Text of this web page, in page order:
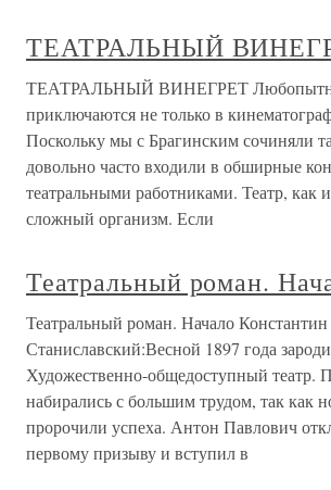
ТЕАТРАЛЬНЫЙ
ТЕАТРАЛЬНЫЙ ВИНЕГРЕТ
приключаются не только в
Поскольку мы с Брагинским сочиняли
довольно часто входили в обширные
театральными работниками. Театр, как
сложный организм. Если
Театральный роман.
Театральный роман. Начало
Станиславский:Весной 1897 года
Художественно-общедоступный театр.
набирались с большим трудом, так как
пророчили успеха. Антон Павлович
первому призыву и вступил в